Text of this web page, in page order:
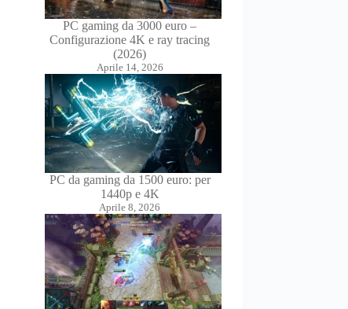
PC gaming da 3000 euro –
Configurazione 4K e ray tracing
(2026)
Aprile 14, 2026
PC da gaming da 1500 euro: per
1440p e 4K
Aprile 8, 2026